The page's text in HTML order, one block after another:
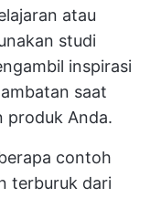
atau
studi
inspirasi
saat
produk Anda.
contoh
terburuk dari